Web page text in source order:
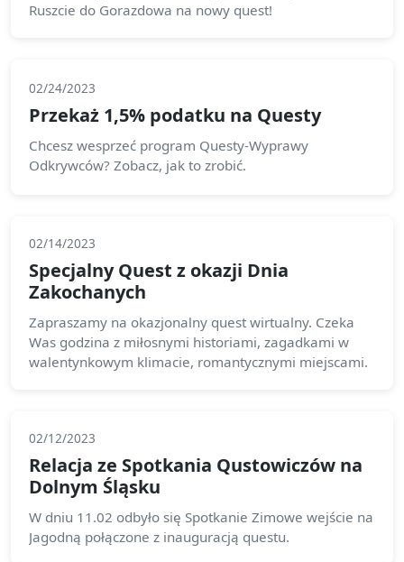
Ruszcie do Gorazdowa na nowy quest!
02/24/2023
Przekaż 1,5% podatku na Questy
Chcesz wesprzeć program Questy-Wyprawy
Odkrywców? Zobacz, jak to zrobić.
02/14/2023
Specjalny Quest z okazji Dnia
Zakochanych
Zapraszamy na okazjonalny quest wirtualny. Czeka
Was godzina z miłosnymi historiami, zagadkami w
walentynkowym klimacie, romantycznymi miejscami.
02/12/2023
Relacja ze Spotkania Qustowiczów na
Dolnym Śląsku
W dniu 11.02 odbyło się Spotkanie Zimowe wejście na
Jagodną połączone z inauguracją questu.